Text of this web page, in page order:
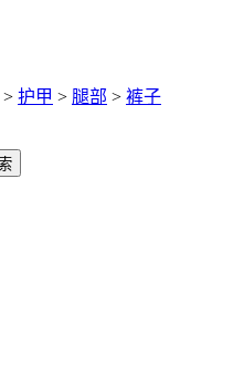
> 护甲 > 腿部 > 裤子